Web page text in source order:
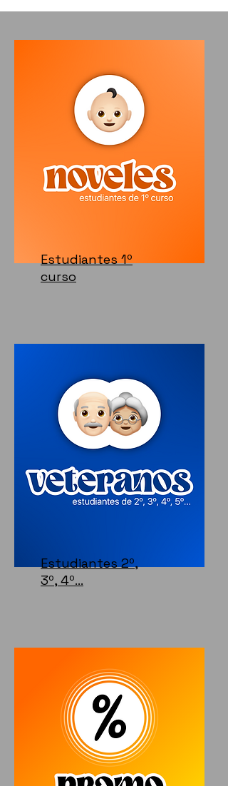
Estudiantes 1º
curso
Estudiantes 2º,
3º, 4º...